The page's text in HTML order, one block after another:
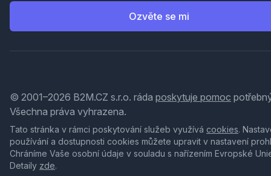
Ozvěte se mi
© 2001–2026 B2M.CZ s.r.o. ráda poskytuje pomoc
Všechna práva vyhrazena.
Tato stránka v rámci poskytování služeb využívá cookies.
používání a dostupnosti cookies můžete upravit v nastavení
Chráníme Vaše osobní údaje v souladu s nařízením Evropské
Detaily zde.